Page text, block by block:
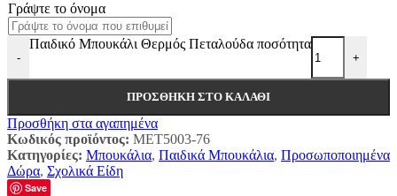
Γράψτε το όνομα
-
Παιδικό Μπουκάλι Θερμός Πεταλούδα ποσότητα
+
ΠΡΟΣΘΉΚΗ ΣΤΟ ΚΑΛΆΘΙ
Προσθήκη στα αγαπημένα
Κωδικός προϊόντος: MET5003-76
Κατηγορίες: Μπουκάλια, Παιδικά Μπουκάλια, Προσωποποιημένα
Δώρα, Σχολικά Είδη
Save